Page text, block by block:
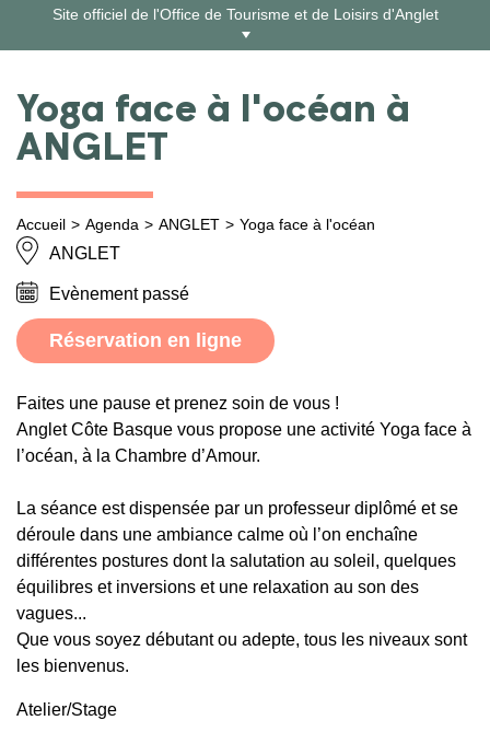
contenu
Site officiel de l'Office de Tourisme et de Loisirs d'Anglet
Yoga face à l'océan à
ANGLET
Accueil Agenda ANGLET Yoga face à l'océan
ANGLET
Evènement passé
Réservation en ligne
Faites une pause et prenez soin de vous !
Anglet Côte Basque vous propose une activité Yoga face à
l’océan, à la Chambre d’Amour.
La séance est dispensée par un professeur diplômé et se
déroule dans une ambiance calme où l’on enchaîne
différentes postures dont la salutation au soleil, quelques
équilibres et inversions et une relaxation au son des
vagues...
Que vous soyez débutant ou adepte, tous les niveaux sont
les bienvenus.
Atelier/Stage